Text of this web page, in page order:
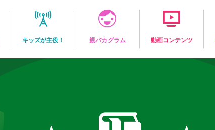
キッズが主役！ 親バカグラム 動画コンテンツ